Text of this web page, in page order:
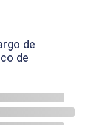
de
de